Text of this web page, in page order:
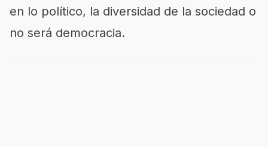
en lo político, la diversidad de la sociedad o
no será democracia.